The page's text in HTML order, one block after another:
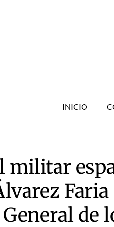
INICIO
militar
Faria
General de